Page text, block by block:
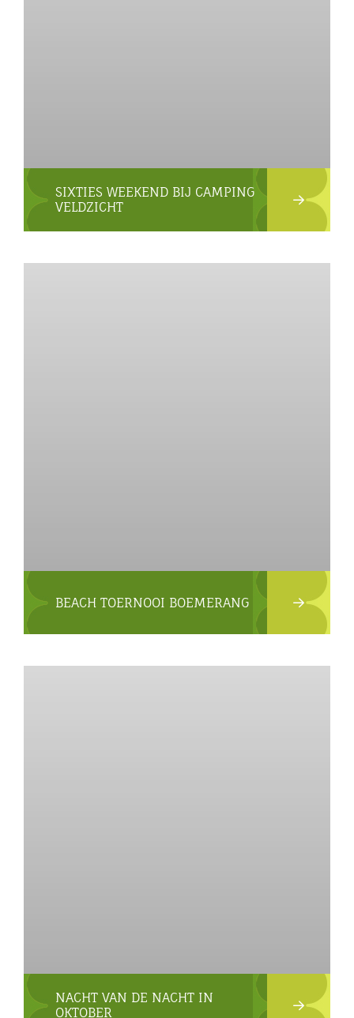
SIXTIES WEEKEND BIJ CAMPING
VELDZICHT
BEACH TOERNOOI BOEMERANG
NACHT VAN DE NACHT IN
OKTOBER